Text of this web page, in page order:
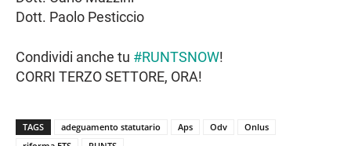
Dott. Paolo Pesticcio
Condividi anche tu #RUNTSNOW!
CORRI TERZO SETTORE, ORA!
TAGS adeguamento statutario Aps Odv
Onlus